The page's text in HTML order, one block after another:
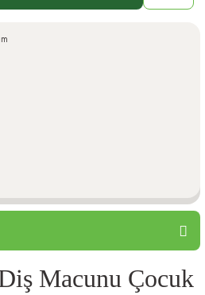
Macunu Çocuk